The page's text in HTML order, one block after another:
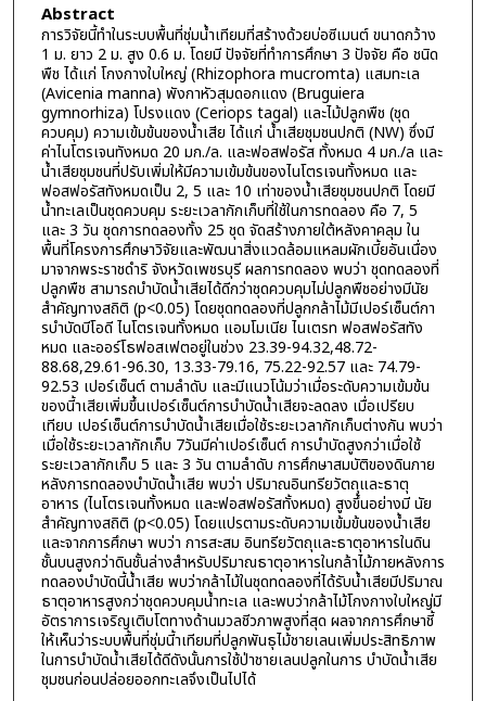
Abstract
การวิจัยนี้ทำในระบบพื้นที่ชุ่มนํ้าเทียมที่สร้างด้วยบ่อซีเมนต์ ขนาดกว้าง
1 ม. ยาว 2 ม. สูง 0.6 ม. โดยมี ปัจจัยที่ทำการศึกษา 3 ปัจจัย คือ ชนิด
พืช ได้แก่ โกงกางใบใหญ่ (Rhizophora mucromta) แสมทะเล
(Avicenia manna) พังกาหัวสุมดอกแดง (Bruguiera
gymnorhiza) โปรงแดง (Ceriops tagal) และไม้ปลูกพืช (ชุด
ควบคุม) ความเข้มข้นของน้ำเสีย ได้แก่ นํ้าเสียชุมชนปกติ (NW) ซึ่งมี
ค่าไนโตรเจนทังหมด 20 มก./ล. และฟอสฟอรัส ทั้งหมด 4 มก./ล และ
นํ้าเสียชุมชนที่ปรับเพิ่มให้มีความเข้มข้นของไนโตรเจนทั้งหมด และ
ฟอสฟอรัสทังหมดเป็น 2, 5 และ 10 เท่าของนํ้าเสียชุมชนปกติ โดยมี
น้ำทะเลเป็นชุดควบคุม ระยะเวลากักเก็บที่ใช้ในการทดลอง คือ 7, 5
และ 3 วัน ชุดการทดลองทั้ง 25 ชุด จัดสร้างภายใต้หลังคาคลุม ใน
พื้นที่โครงการศึกษาวิจัยและพัฒนาสิ่งแวดล้อมแหลมผักเบี้ยอันเนื่อง
มาจากพระราชดำริ จังหวัดเพชรบุรี ผลการทดลอง พบว่า ชุดทดลองที่
ปลูกพืช สามารถบำบัดน้ำเสียได้ดีกว่าชุดควบคุมไม่ปลูกพืชอย่างมีนัย
สำคัญทางสถิติ (p<0.05) โดยชุดทดลองที่ปลูกกล้าไม้มีเปอร์เซ็นต์กา
รบำบัดบีโอดี ไนโตรเจนทั้งหมด แอมโมเนีย ไนเตรท ฟอสฟอรัสทัง
หมด และออร์โธฟอสเฟตอยู่ในช่วง 23.39-94.32,48.72-
88.68,29.61-96.30, 13.33-79.16, 75.22-92.57 และ 74.79-
92.53 เปอร์เซ็นต์ ตามลำดับ และมีแนวโน้มว่าเมื่อระดับความเข้มข้น
ของนี้าเสียเพิ่มขึ้นเปอร์เซ็นต์การบำบัดนํ้าเสียจะลดลง เมื่อเปรียบ
เทียบ เปอร์เซ็นต์การบำบัดน้ำเสียเมื่อใช้ระยะเวลากักเก็บต่างกัน พบว่า
เมื่อใช้ระยะเวลากักเก็บ 7วันมีค่าเปอร์เซ็นต์ การบำบัดสูงกว่าเมื่อใช้
ระยะเวลากักเก็บ 5 และ 3 วัน ตามลำดับ การศึกษาสมบัติของดินภาย
หลังการทดลองบำบัดน้ำเสีย พบว่า ปริมาณอินทรียวัตถุและธาตุ
อาหาร (ไนโตรเจนทั้งหมด และฟอสฟอรัสทั้งหมด) สูงขึ้นอย่างมี นัย
สำคัญทางสถิติ (p<0.05) โดยแปรตามระดับความเข้มข้นของน้ำเสีย
และจากการศึกษา พบว่า การสะสม อินทรียวัตถุและธาตุอาหารในดิน
ชั้นบนสูงกว่าดินชั้นล่างสำหรับปริมาณธาตุอาหารในกล้าไม้ภายหลังการ
ทดลองบำบัดนี้น้ำเสีย พบว่ากล้าไม้ในชุดทดลองที่ได้รับน้ำเสียมีปริมาณ
ธาตุอาหารสูงกว่าชุดควบคุมนํ้าทะเล และพบว่ากล้าไม้โกงกางใบใหญ่มี
อัตราการเจริญเติบโตทางด้านมวลชีวภาพสูงที่สุด ผลจากการศึกษาชี้
ให้เห็นว่าระบบพื้นที่ชุ่มนี้าเทียมที่ปลูกพันธุไม้ชายเลนเพิ่มประสิทธิภาพ
ในการบำบัดนํ้าเสียได้ดีดังนั้นการใช้ป่าชายเลนปลูกในการ บำบัดน้ำเสีย
ชุมชนก่อนปล่อยออกทะเลจึงเป็นไปได้